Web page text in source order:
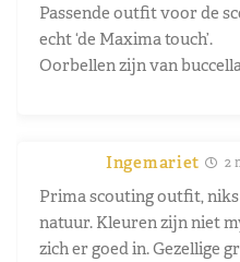
Passende outfit voor de
echt ‘de Maxima touch’.
Oorbellen zijn van
Ingemariet 2
Prima scouting outfit, niks
natuur. Kleuren zijn niet
zich er goed in. Gezellige